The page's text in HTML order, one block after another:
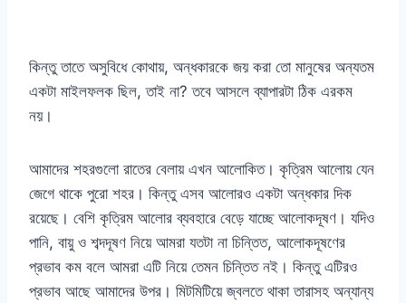
কিন্তু তাতে অসুবিধে কোথায়, অন্ধকারকে জয় করা তো মানুষের অন্যতম
একটা মাইলফলক ছিল, তাই না? তবে আসলে ব্যাপারটা ঠিক এরকম
নয়।
আমাদের শহরগুলো রাতের বেলায় এখন আলোকিত। কৃত্রিম আলোয় যেন
জেগে থাকে পুরো শহর। কিন্তু এসব আলোরও একটা অন্ধকার দিক
রয়েছে। বেশি কৃত্রিম আলোর ব্যবহারে বেড়ে যাচ্ছে আলোকদূষণ। যদিও
পানি, বায়ু ও শব্দদূষণ নিয়ে আমরা যতটা না চিন্তিত, আলোকদূষণের
প্রভাব কম বলে আমরা এটি নিয়ে তেমন চিন্তিত নই। কিন্তু এটিরও
প্রভাব আছে আমাদের উপর। মিটমিটিয়ে জ্বলতে থাকা তারাসহ অন্যান্য